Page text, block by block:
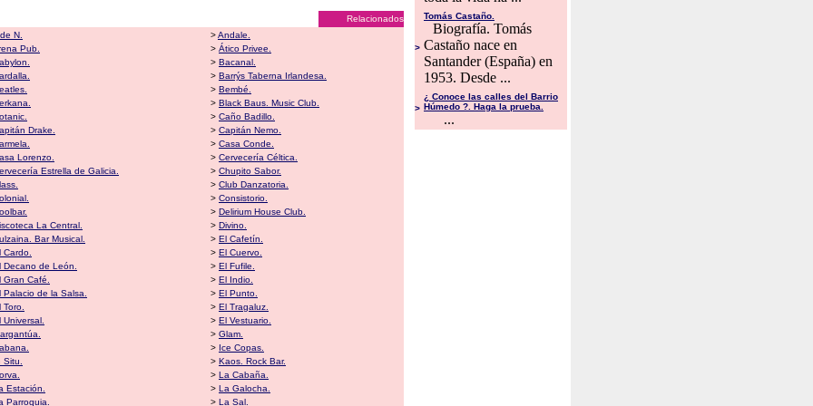
Relacionados
N. >Andale.
Pub. > Ático Privee.
> Bacanal.
> Barrýs Taberna Irlandesa.
> Bembé.
> Black Baus. Music Club.
> Caño Badillo.
Drake. > Capitán Nemo.
> Casa Conde.
Lorenzo. > Cervecería Céltica.
Estrella de Galicia. > Chupito Sabor.
> Club Danzatoria.
> Consistorio.
> Delirium House Club.
La Central. > Divino.
Bar Musical. > El Cafetín.
Cardo. > El Cuervo.
Decano de León. > El Fufile.
Gran Café. > El Indio.
Palacio de la Salsa. > El Punto.
Toro. > El Tragaluz.
Universal. > El Vestuario.
> Glam.
> Ice Copas.
Situ. > Kaos. Rock Bar.
> La Cabaña.
Estación. > La Galocha.
Parroquia. > La Sal.
>
Tomás Castaño.
Biografía. Tomás
Castaño nace en
Santander (España) en
1953. Desde ...
>
¿ Conoce las calles del Barrio
Húmedo ?. Haga la prueba.
...